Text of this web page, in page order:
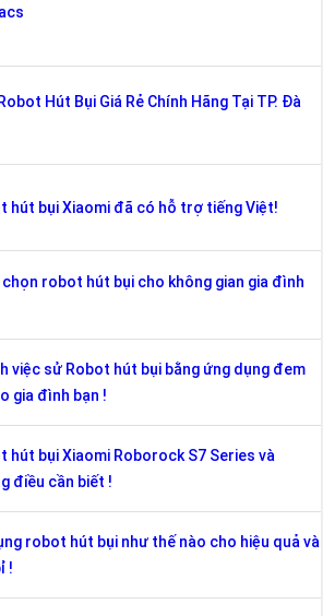
Hút Bụi Giá Rẻ Chính Hãng Tại TP. Đà
hút bụi Xiaomi đã có hỗ trợ tiếng Việt!
chọn robot hút bụi cho không gian gia đình
việc sử Robot hút bụi bằng ứng dụng đem
gia đình bạn !
hút bụi Xiaomi Roborock S7 Series và
điều cần biết !
robot hút bụi như thế nào cho hiệu quả và
!